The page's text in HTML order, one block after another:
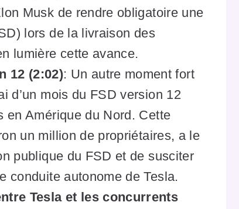
Musk de rendre obligatoire une
lors de la livraison des
lumière cette avance.
12 (2:02): Un autre moment fort
d’un mois du FSD version 12
en Amérique du Nord. Cette
un million de propriétaires, a le
publique du FSD et de susciter
conduite autonome de Tesla.
Tesla et les concurrents